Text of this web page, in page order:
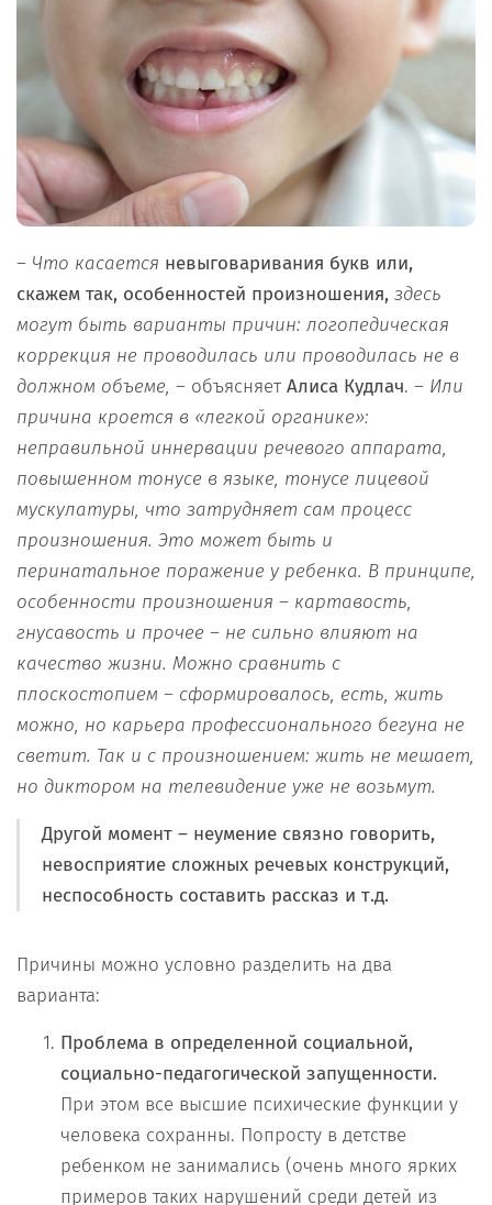
– Что касается невыговаривания букв или,
скажем так, особенностей произношения, здесь
могут быть варианты причин: логопедическая
коррекция не проводилась или проводилась не в
должном объеме, – объясняетАлиса Кудлач. – Или
причина кроется в «легкой органике»:
неправильной иннервации речевого аппарата,
повышенном тонусе в языке, тонусе лицевой
мускулатуры, что затрудняет сам процесс
произношения. Это может быть и
перинатальное поражение у ребенка. В принципе,
особенности произношения – картавость,
гнусавость и прочее – не сильно влияют на
качество жизни. Можно сравнить с
плоскостопием – сформировалось, есть, жить
можно, но карьера профессионального бегуна не
светит. Так и с произношением: жить не мешает,
но диктором на телевидение уже не возьмут.
Другой момент – неумение связно говорить,
невосприятие сложных речевых конструкций,
неспособность составить рассказ и т.д.
Причины можно условно разделить на два
варианта:
Проблема в определенной социальной,
социально-педагогической запущенности.
При этом все высшие психические функции у
человека сохранны. Попросту в детстве
ребенком не занимались (очень много ярких
примеров таких нарушений среди детей из